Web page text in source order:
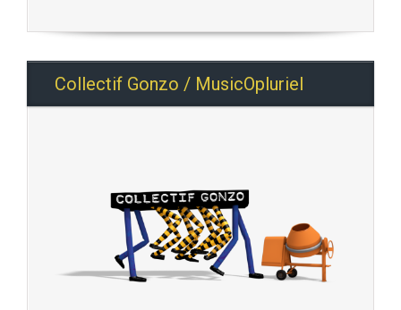
Collectif Gonzo / MusicOpluriel